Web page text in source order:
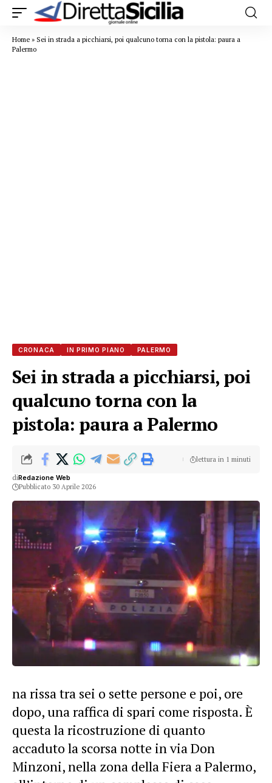
Home » Sei in strada a picchiarsi, poi qualcuno torna con la pistola: paura a
Palermo
CRONACA IN PRIMO PIANO PALERMO
Sei in strada a picchiarsi, poi
qualcuno torna con la
pistola: paura a Palermo
diRedazione Web
Pubblicato 30 Aprile 2026
lettura in 1 minuti
na rissa tra sei o sette persone e poi, ore
dopo, una raffica di spari come risposta. È
questa la ricostruzione di quanto
accaduto la scorsa notte in via Don
Minzoni, nella zona della Fiera a Palermo,